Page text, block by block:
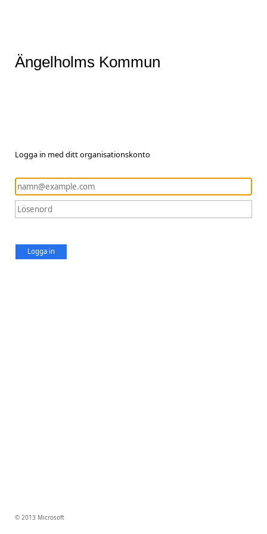
Ängelholms Kommun
Logga in med ditt organisationskonto
Logga in
© 2013 Microsoft